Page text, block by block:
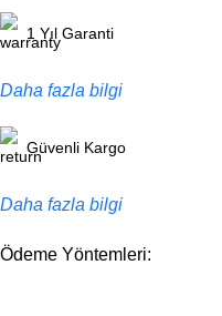
1 Yıl Garanti
Daha fazla bilgi
Güvenli Kargo
Daha fazla bilgi
Ödeme Yöntemleri: